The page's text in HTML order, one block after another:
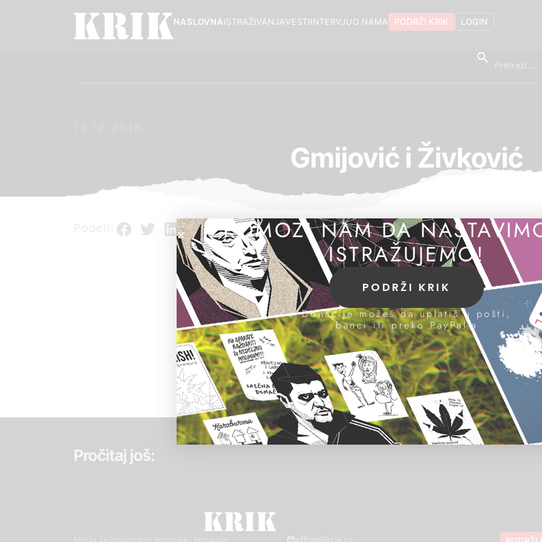
LOGIN
PODRŽI KRIK
O NAMA
INTERVJU
VESTI
ISTRAŽIVANJA
NASLOVNA
13.12.2018.
Gmijović i Živković
Podeli:
Pročitaj još:
Mreža za istraživanje kriminala i korupcije office@krik.rs
POMOZI NAM DA
ISTRAŽUJEMO!
PODRŽI KRIK
Donacije možeš da uplatiš u pošti,
banci ili preko PayPal-a